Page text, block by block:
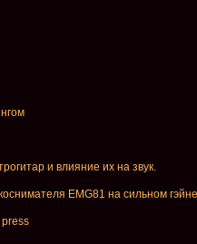
и влияние их на звук.
EMG81 на сильном